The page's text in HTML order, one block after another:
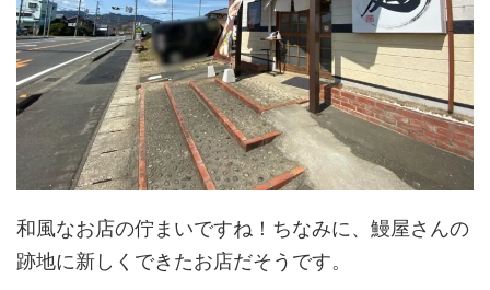
和風なお店の佇まいですね！ちなみに、鰻屋さんの
跡地に新しくできたお店だそうです。